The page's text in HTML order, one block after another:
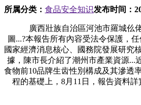
所属分类： 食品安全知识发布时间：
廣西壯族自治區河池市羅城仫佬
圖...?本報告所有內容受法令保護，
國家經濟消息核心、國務院發展研究
據，陳市長介紹了潮州市產業資源...
食物前10品牌生齿性別構成及其滲透
程的基礎上，8月11日，報告資料